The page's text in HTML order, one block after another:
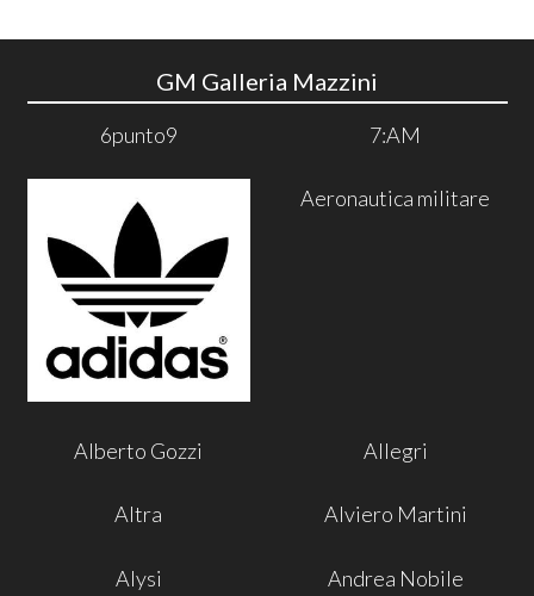
GM Galleria Mazzini
6punto9 7:AM
Aeronautica militare
Alberto Gozzi Allegri
Altra Alviero Martini
Alysi Andrea Nobile